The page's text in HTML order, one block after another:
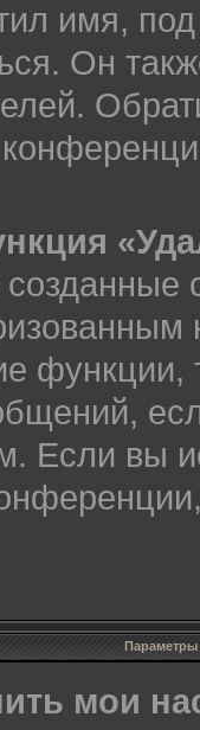
имя,
Он
функции,
Если вы
Параметры
мои